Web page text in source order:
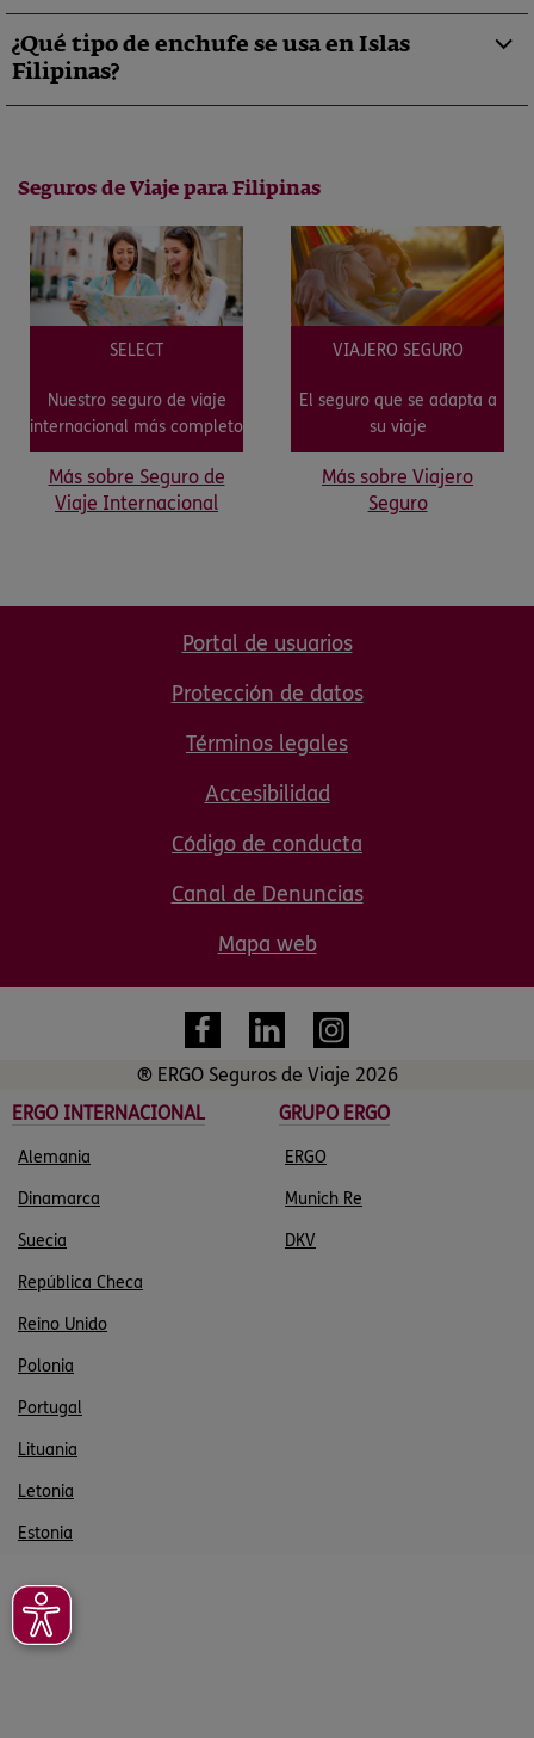
¿Qué tipo de enchufe se usa en Islas
Filipinas?
Seguros de Viaje para Filipinas
SELECT VIAJERO SEGURO
Nuestro seguro de viaje
internacional más completo
El seguro que se adapta a
su viaje
Más sobre Seguro de
Viaje Internacional
Más sobre Viajero
Seguro
Portal de usuarios
Protección de datos
Términos legales
Accesibilidad
Código de conducta
Canal de Denuncias
Mapa web
® ERGO Seguros de Viaje 2026
ERGO INTERNACIONAL
GRUPO ERGO
Alemania ERGO
Dinamarca Munich Re
Suecia DKV
República Checa
Reino Unido
Polonia
Portugal
Lituania
Letonia
Estonia